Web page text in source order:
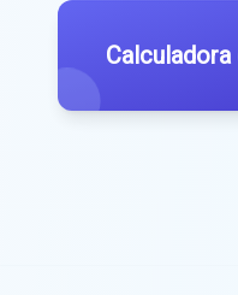
Calculadora